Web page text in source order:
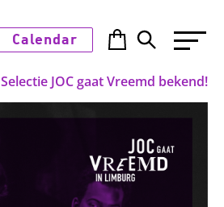
Calendar
Selectie JOC gaat Vreemd bekend!